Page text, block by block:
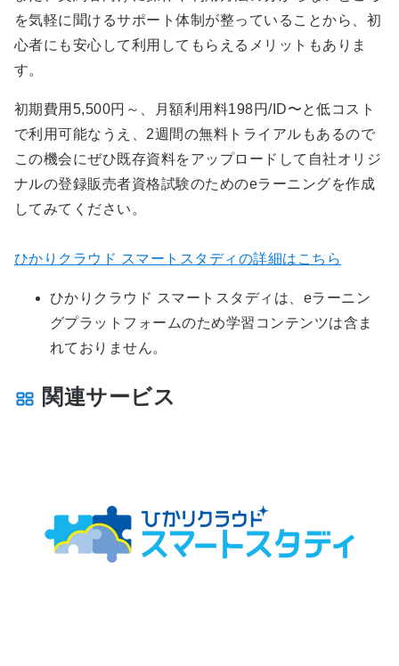
を気軽に聞けるサポート体制が整っていることから、初
心者にも安心して利用してもらえるメリットもありま
す。
初期費用5,500円～、月額利用料198円/ID〜と低コスト
で利用可能なうえ、2週間の無料トライアルもあるので
この機会にぜひ既存資料をアップロードして自社オリジ
ナルの登録販売者資格試験のためのeラーニングを作成
してみてください。
ひかりクラウド スマートスタディの詳細はこちら
ひかりクラウド スマートスタディは、eラーニン
グプラットフォームのため学習コンテンツは含ま
れておりません。
関連サービス